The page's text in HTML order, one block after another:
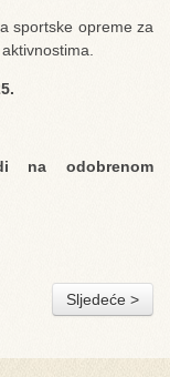
sportske opreme za
na odobrenom
Sljedeće >